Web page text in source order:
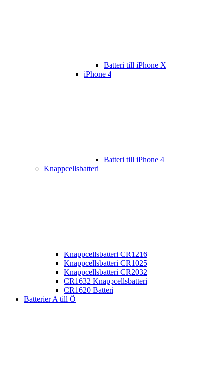
Batteri till iPhone X
iPhone 4
Batteri till iPhone 4
Knappcellsbatteri
Knappcellsbatteri CR1216
Knappcellsbatteri CR1025
Knappcellsbatteri CR2032
CR1632 Knappcellsbatteri
CR1620 Batteri
Batterier A till Ö